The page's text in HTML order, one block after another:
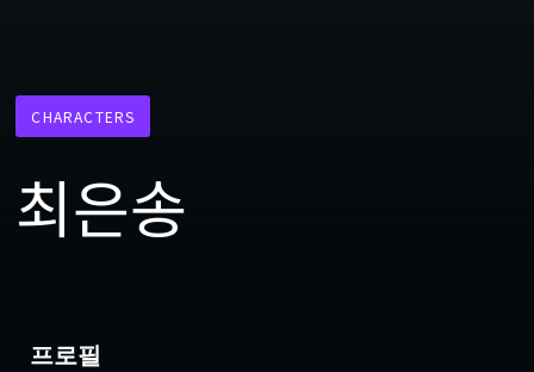
CHARACTERS
최은송
프로필